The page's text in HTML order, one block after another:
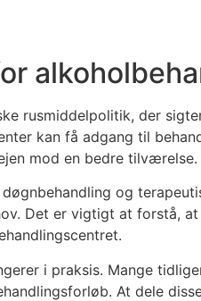
rusmiddelpolitik, der
kan få adgang til
mod en bedre tilværelse.
og
Det er vigtigt at forstå,
i praksis. Mange
At dele